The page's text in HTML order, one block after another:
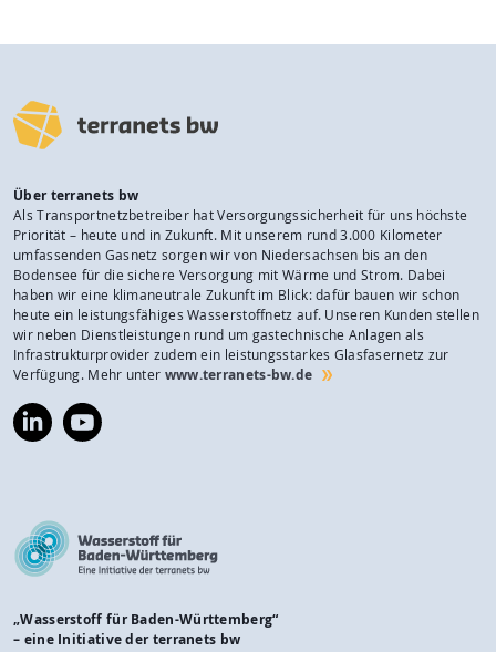
Über terranets bw
Als Transportnetzbetreiber hat Versorgungssicherheit für uns höchste
Priorität – heute und in Zukunft. Mit unserem rund 3.000 Kilometer
umfassenden Gasnetz sorgen wir von Niedersachsen bis an den
Bodensee für die sichere Versorgung mit Wärme und Strom. Dabei
haben wir eine klimaneutrale Zukunft im Blick: dafür bauen wir schon
heute ein leistungsfähiges Wasserstoffnetz auf. Unseren Kunden stellen
wir neben Dienstleistungen rund um gastechnische Anlagen als
Infrastrukturprovider zudem ein leistungsstarkes Glasfasernetz zur
Verfügung. Mehr unter www.terranets-bw.de
https://www.linkedin.com/company/terranets-
bw-
https://www.youtube.com/@terranetsbw
„Wasserstoff für Baden-Württemberg“
– eine Initiative der terranets bw